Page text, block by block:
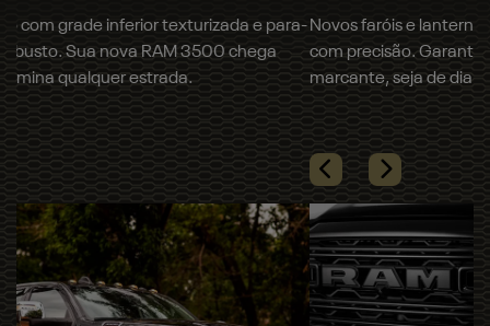
Novos faróis e lanternas full LED que iluminam seu caminho
com precisão. Garanta mais segurança e um visual
marcante, seja de dia ou de noite.​
Madeira de verdade